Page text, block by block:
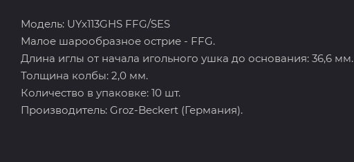
Модель: UYx113GHS FFG/SES
Малое шарообразное острие - FFG.
Длина иглы от начала игольного ушка до основания: 36,6 мм.
Толщина колбы: 2,0 мм.
Количество в упаковке: 10 шт.
Производитель: Groz-Beckert (Германия).